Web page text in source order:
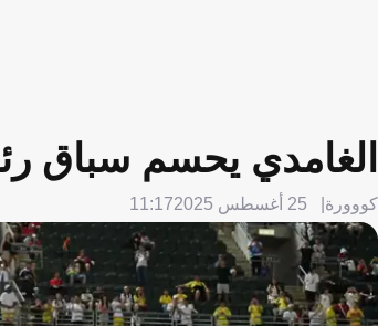
الغامدي يحسم سباق
كووورة 25 أغسطس 2025 11:17